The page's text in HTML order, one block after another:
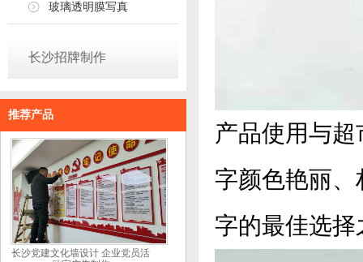
玻璃透明膜写真
长沙招牌制作
推荐产品
长沙党建文化墙设计 企业党员活
产品使用与
字颜色艳丽
字的最佳选择